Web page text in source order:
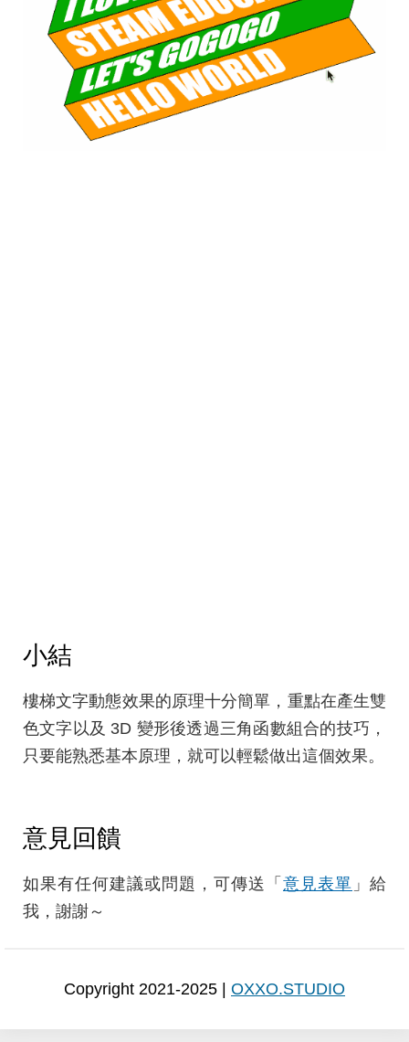
小結
樓梯文字動態效果的原理十分簡單，重點在產生雙
色文字以及 3D 變形後透過三角函數組合的技巧，
只要能熟悉基本原理，就可以輕鬆做出這個效果。
意見回饋
如果有任何建議或問題，可傳送「 意見表單 」給
我，謝謝～
Copyright 2021-2025 | OXXO.STUDIO